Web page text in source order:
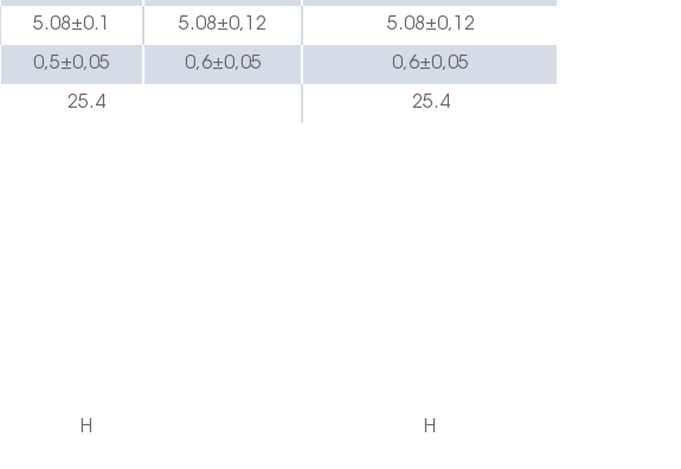
5.08±0.1 5.08±0,12 5.08±0,12
0,5±0,05 0,6±0,05 0,6±0,05
25.4 25.4
H H